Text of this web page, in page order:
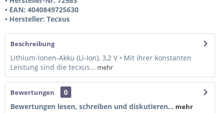
• EAN: 4040849725630
• Hersteller: Tecxus
Beschreibung
Lithium-Ionen-Akku (Li-Ion), 3,2 V • Mit ihrer konstanten
Leistung sind die tecxus... mehr
Bewertungen
0
Bewertungen lesen, schreiben und diskutieren... mehr